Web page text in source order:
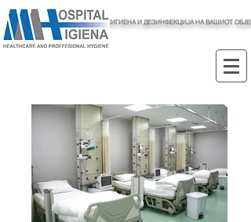
ХИГИЕНА И ДЕЗИНФЕКЦИЈА НА ВАШИОТ